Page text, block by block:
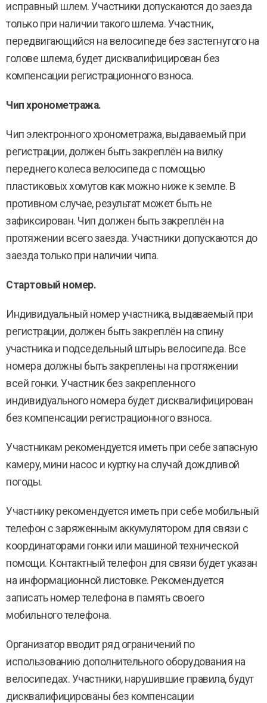
исправный шлем. Участники допускаются до заезда
только при наличии такого шлема. Участник,
передвигающийся на велосипеде без застегнутого на
голове шлема, будет дисквалифицирован без
компенсации регистрационного взноса.
Чип хронометража.
Чип электронного хронометража, выдаваемый при
регистрации, должен быть закреплён на вилку
переднего колеса велосипеда с помощью
пластиковых хомутов как можно ниже к земле. В
противном случае, результат может быть не
зафиксирован. Чип должен быть закреплён на
протяжении всего заезда. Участники допускаются до
заезда только при наличии чипа.
Стартовый номер.
Индивидуальный номер участника, выдаваемый при
регистрации, должен быть закреплён на спину
участника и подседельный штырь велосипеда. Все
номера должны быть закреплены на протяжении
всей гонки. Участник без закрепленного
индивидуального номера будет дисквалифицирован
без компенсации регистрационного взноса.
Участникам рекомендуется иметь при себе запасную
камеру, мини насос и куртку на случай дождливой
погоды.
Участнику рекомендуется иметь при себе мобильный
телефон с заряженным аккумулятором для связи с
координаторами гонки или машиной технической
помощи. Контактный телефон для связи будет указан
на информационной листовке. Рекомендуется
записать номер телефона в память своего
мобильного телефона.
Организатор вводит ряд ограничений по
использованию дополнительного оборудования на
велосипедах. Участники, нарушившие правила, будут
дисквалифицированы без компенсации